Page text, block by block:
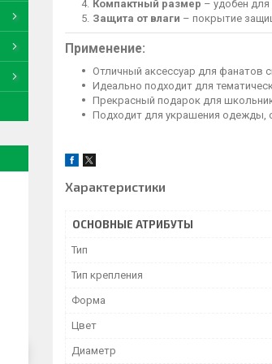
Компактный размер – удобен
Защита от влаги – покрытие
Применение:
Отличный аксессуар для фанатов
Идеально подходит для
Прекрасный подарок для
Подходит для украшения одежды,
Характеристики
ОСНОВНЫЕ АТРИБУТЫ
Тип
Тип крепления
Форма
Цвет
Диаметр